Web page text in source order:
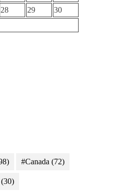
28 29
30
#Canada (72)
(30)